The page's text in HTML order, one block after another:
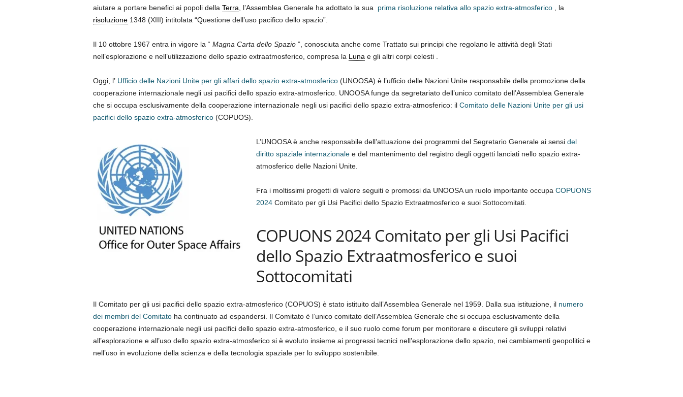
aiutare a portare benefici ai popoli della Terra , l’Assemblea Generale ha adottato la sua prima risoluzione relativa allo spazio extra-atmosferico, la
risoluzione1348 (XIII) intitolata “Questione dell’uso pacifico dello spazio”.
Il 10 ottobre 1967 entra in vigore la “ Magna Carta dello Spazio”, conosciuta anche come Trattato sui principi che regolano le attività degli Stati
nell’esplorazione e nell’utilizzazione dello spazio extraatmosferico, compresa la Luna e gli altri corpi celesti .
Oggi, l’ Ufficio delle Nazioni Unite per gli affari dello spazio extra-atmosferico(UNOOSA) è l’ufficio delle Nazioni Unite responsabile della promozione della
cooperazione internazionale negli usi pacifici dello spazio extra-atmosferico. UNOOSA funge da segretariato dell’unico comitato dell’Assemblea Generale
che si occupa esclusivamente della cooperazione internazionale negli usi pacifici dello spazio extra-atmosferico: il Comitato delle Nazioni Unite per gli usi
pacifici dello spazio extra-atmosferico(COPUOS).
L’UNOOSA è anche responsabile dell’attuazione dei programmi del Segretario Generale ai sensi del
diritto spaziale internazionalee del mantenimento del registro degli oggetti lanciati nello spazio extra-
atmosferico delle Nazioni Unite.
Fra i moltissimi progetti di valore seguiti e promossi da UNOOSA un ruolo importante occupa COPUONS
2024Comitato per gli Usi Pacifici dello Spazio Extraatmosferico e suoi Sottocomitati.
COPUONS 2024 Comitato per gli Usi Pacifici
dello Spazio Extraatmosferico e suoi
Sottocomitati
Il Comitato per gli usi pacifici dello spazio extra-atmosferico (COPUOS) è stato istituito dall’Assemblea Generale nel 1959. Dalla sua istituzione, il numero
dei membri del Comitatoha continuato ad espandersi. Il Comitato è l’unico comitato dell’Assemblea Generale che si occupa esclusivamente della
cooperazione internazionale negli usi pacifici dello spazio extra-atmosferico, e il suo ruolo come forum per monitorare e discutere gli sviluppi relativi
all’esplorazione e all’uso dello spazio extra-atmosferico si è evoluto insieme ai progressi tecnici nell’esplorazione dello spazio, nei cambiamenti geopolitici e
nell’uso in evoluzione della scienza e della tecnologia spaziale per lo sviluppo sostenibile.